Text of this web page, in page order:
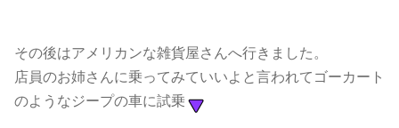
その後はアメリカンな雑貨屋さんへ行きました。
店員のお姉さんに乗ってみていいよと言われてゴーカート
のようなジープの車に試乗